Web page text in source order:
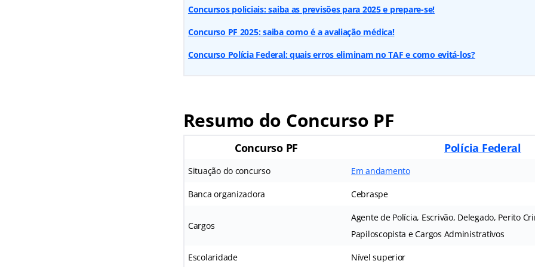
Concursos policiais: saiba as previsões para 2025 e prepare-se!
Concurso PF 2025: saiba como é a avaliação médica!
Concurso Polícia Federal: quais erros eliminam no TAF e como evitá-los?
Resumo do Concurso PF
Concurso PF Polícia Federal
Situação do concurso Em andamento
Banca organizadora Cebraspe
Cargos
Agente de Polícia, Escrivão, Delegado, Perito
Papiloscopista e Cargos Administrativos
Escolaridade Nível superior